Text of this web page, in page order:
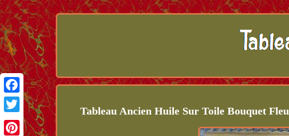
Facebook
Twitter
Tableau Ancien Huile Sur Toile Bouquet